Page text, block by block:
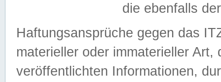
die ebenfalls
Haftungsansprüche gegen das
materieller oder immaterieller
veröffentlichten Informationen,